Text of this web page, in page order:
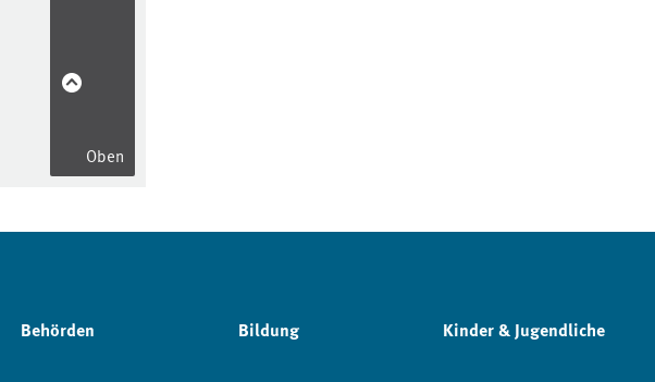
Oben
Behörden Bildung Kinder & Jugendliche